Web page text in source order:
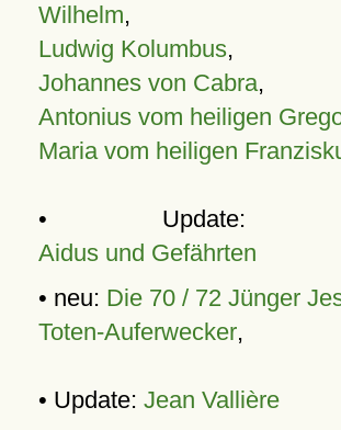
Wilhelm,
Ludwig Kolumbus,
Johannes von Cabra,
Antonius vom heiligen
Maria vom heiligen
•
Aidus und Gefährten
• neu: Die 70 / 72 Jünger
Toten-Auferwecker,
• Update: Jean Vallière